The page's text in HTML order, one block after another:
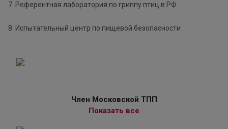
7. Референтная лаборатория по гриппу птиц в РФ
8. Испытательный центр по пищевой безопасности
Член Московской ТПП
Показать все